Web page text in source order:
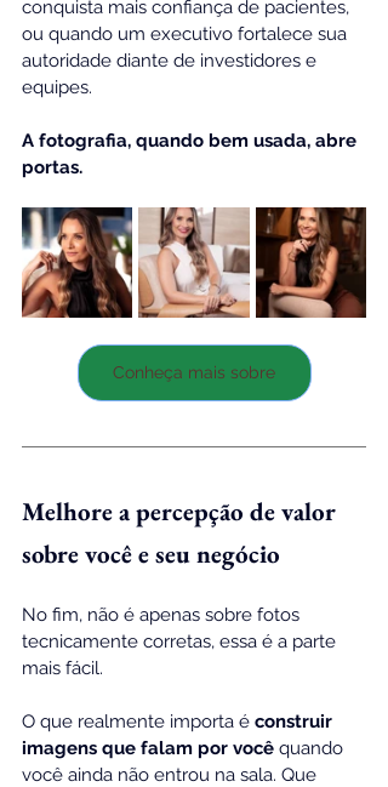
conquista mais confiança de pacientes,
ou quando um executivo fortalece sua
autoridade diante de investidores e
equipes.
A fotografia, quando bem usada, abre
portas.
Conheça mais sobre
Melhore a percepção de valor
sobre você e seu negócio
No fim, não é apenas sobre fotos
tecnicamente corretas, essa é a parte
mais fácil.
O que realmente importa é construir
imagens que falam por você quando
você ainda não entrou na sala. Que